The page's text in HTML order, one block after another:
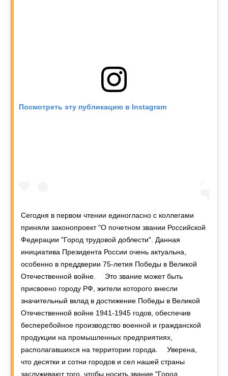
Посмотреть эту публикацию в Instagram
Сегодня в первом чтении единогласно с коллегами
приняли законопроект "О почетном звании Российской
Федерации "Город трудовой доблести". Данная
инициатива Президента России очень актуальна,
особенно в преддверии 75-летия Победы в Великой
Отечественной войне. ⠀ Это звание может быть
присвоено городу РФ, жители которого внесли
значительный вклад в достижение Победы в Великой
Отечественной войне 1941-1945 годов, обеспечив
бесперебойное производство военной и гражданской
продукции на промышленных предприятиях,
располагавшихся на территории города. ⠀ Уверена,
что десятки и сотни городов и сел нашей страны
заслуживают того, чтобы носить звание "Город